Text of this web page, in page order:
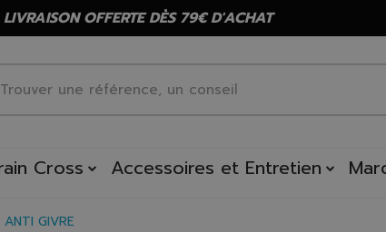
LIVRAISON OFFERTE DÈS 79€ D'ACHAT
Cross Accessoires et Entretien
ANTI GIVRE